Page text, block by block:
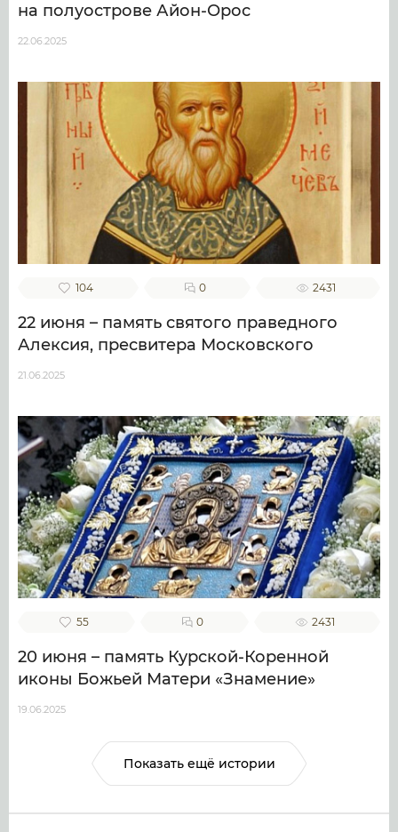
на полуострове Айон-Орос
22.06.2025
104 0 2431
22 июня – память святого праведного
Алексия, пресвитера Московского
21.06.2025
55 0 2431
20 июня – память Курской-Коренной
иконы Божьей Матери «Знамение»
19.06.2025
Показать ещё истории